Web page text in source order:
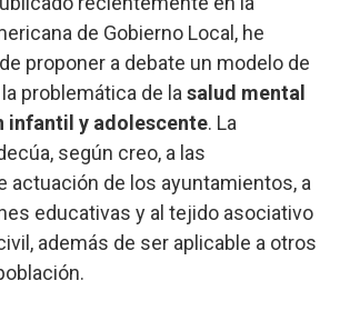
de Gobierno Local, he
proponer a debate un modelo de
problemática de la salud mental
infantil y adolescente. La
según creo, a las
actuación de los ayuntamientos, a
educativas y al tejido asociativo
además de ser aplicable a otros